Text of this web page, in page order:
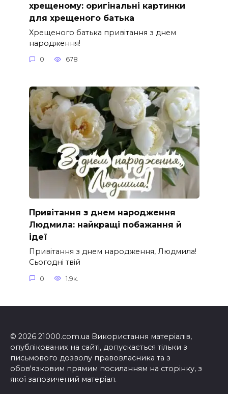
хрещеному: оригінальні картинки
для хрещеного батька
Хрещеного батька привітання з днем
народження!
0 678
Привітання з днем народження
Людмила: найкращі побажання й
ідеї
Привітання з днем народження, Людмила!
Сьогодні твій
0 1.9к.
© 2026 21000.com.ua Використання матеріалів,
опублікованих на сайті, допускається тільки з
письмового дозволу правовласника та з
обов'язковим прямим посиланням на сторінку, з
якої запозичений матеріал.